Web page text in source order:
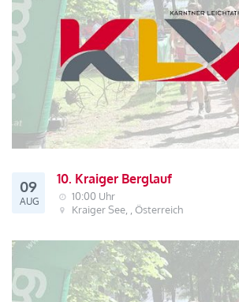
09
AUG
10. Kraiger Berglauf
10:00 Uhr
Kraiger See, , Österreich